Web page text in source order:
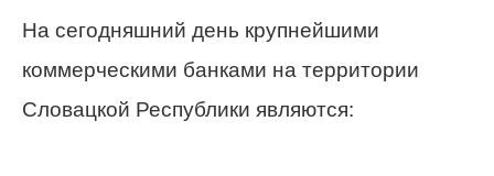
На сегодняшний день крупнейшими
коммерческими банками на территории
Словацкой Республики являются: